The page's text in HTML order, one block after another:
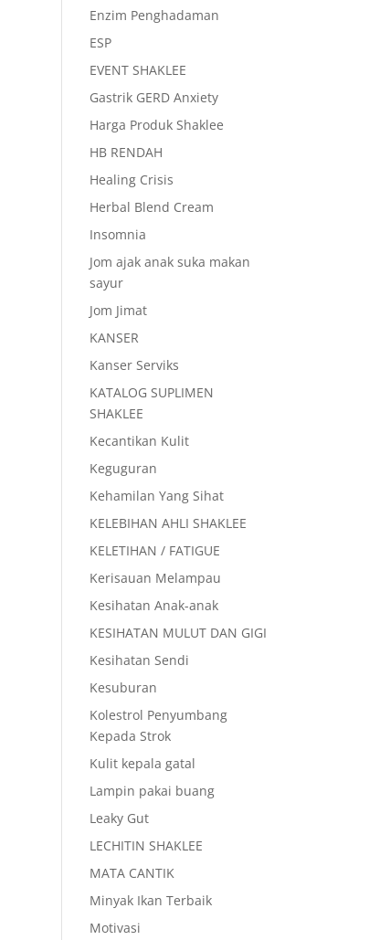
Enzim Penghadaman
ESP
EVENT SHAKLEE
Gastrik GERD Anxiety
Harga Produk Shaklee
HB RENDAH
Healing Crisis
Herbal Blend Cream
Insomnia
Jom ajak anak suka makan
sayur
Jom Jimat
KANSER
Kanser Serviks
KATALOG SUPLIMEN
SHAKLEE
Kecantikan Kulit
Keguguran
Kehamilan Yang Sihat
KELEBIHAN AHLI SHAKLEE
KELETIHAN / FATIGUE
Kerisauan Melampau
Kesihatan Anak-anak
KESIHATAN MULUT DAN GIGI
Kesihatan Sendi
Kesuburan
Kolestrol Penyumbang
Kepada Strok
Kulit kepala gatal
Lampin pakai buang
Leaky Gut
LECHITIN SHAKLEE
MATA CANTIK
Minyak Ikan Terbaik
Motivasi